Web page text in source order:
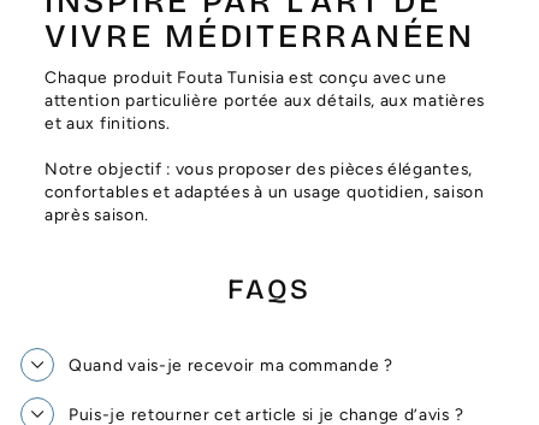
VIVRE MÉDITERRANÉEN
Chaque produit Fouta Tunisia est conçu avec une
attention particulière portée aux détails, aux matières
et aux finitions.
Notre objectif : vous proposer des pièces élégantes,
confortables et adaptées à un usage quotidien, saison
après saison.
FAQS
Quand vais-je recevoir ma commande ?
Puis-je retourner cet article si je change d’avis ?